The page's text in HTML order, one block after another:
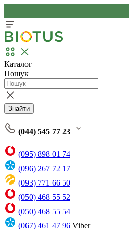
Каталог
Пошук
Знайти
(044) 545 77 23
(095) 898 01 74
(096) 267 72 17
(093) 771 66 50
(050) 468 55 52
(050) 468 55 54
(067) 461 47 96 Viber